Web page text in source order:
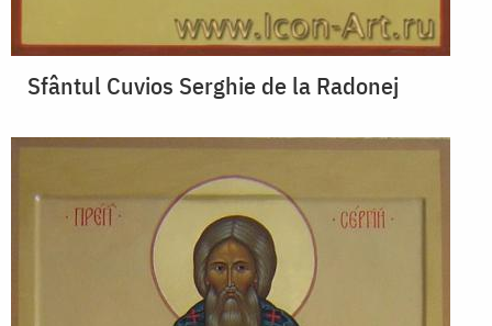
Sfântul Cuvios Serghie de la Radonej